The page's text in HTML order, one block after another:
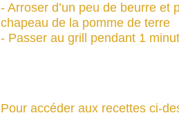
- Arroser d’un peu de beurre et
chapeau de la pomme de terre
- Passer au grill pendant 1
Pour accéder aux recettes ci-